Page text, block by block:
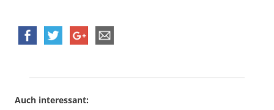
Auch interessant: